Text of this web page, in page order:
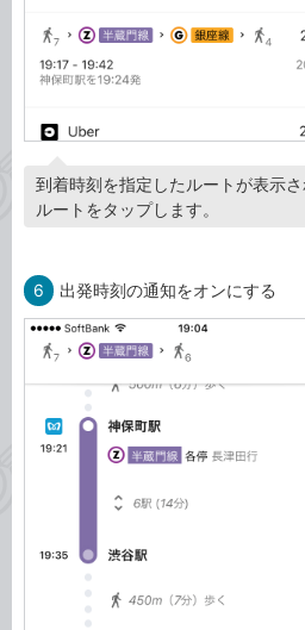
到着時刻を指定したルートが表示
ルートをタップします。
6 出発時刻の通知をオンにする